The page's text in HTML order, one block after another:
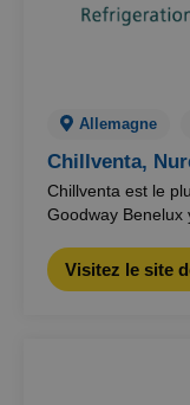
Allemagne
Chillventa,
Chillventa est le
Goodway Benelux
Visitez le site